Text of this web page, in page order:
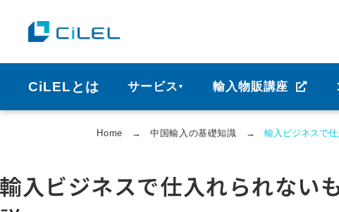
CiLELとは サービス ▼ 輸入物販講座
Home → 中国輸⼊の基礎知識 → 輸入ビジネスで
輸入ビジネスで仕入れられない